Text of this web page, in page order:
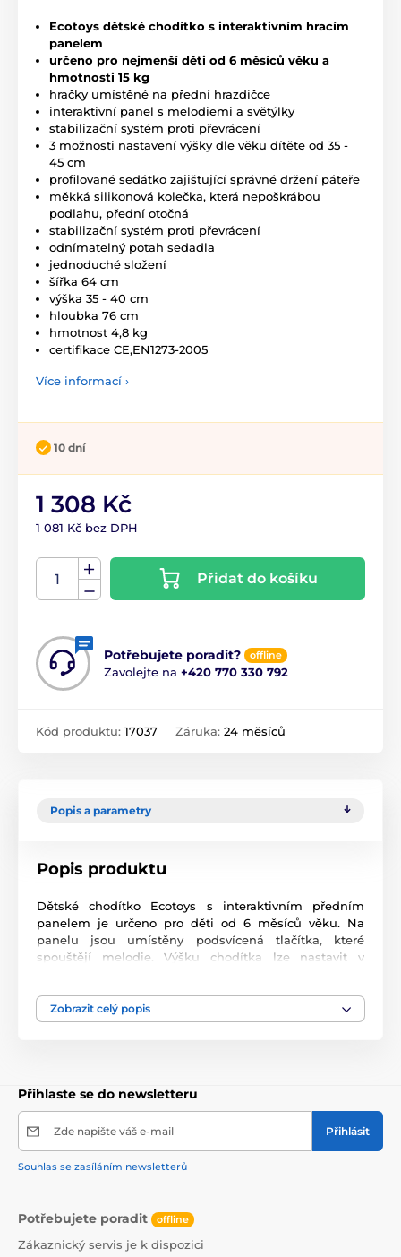
Ecotoys dětské chodítko s interaktivním hracím
panelem
určeno pro nejmenší děti od 6 měsíců věku a
hmotnosti 15 kg
hračky umístěné na přední hrazdičce
interaktivní panel s melodiemi a světýlky
stabilizační systém proti převrácení
3 možnosti nastavení výšky dle věku dítěte od 35 -
45 cm
profilované sedátko zajištující správné držení páteře
měkká silikonová kolečka, která nepoškrábou
podlahu, přední otočná
stabilizační systém proti převrácení
odnímatelný potah sedadla
jednoduché složení
šířka 64 cm
výška 35 - 40 cm
hloubka 76 cm
hmotnost 4,8 kg
certifikace CE,EN1273-2005
Více informací ›
10 dní
1 308 Kč
1 081 Kč bez DPH
Přidat do košíku
Potřebujete poradit? offline
Zavolejte na +420 770 330 792
Kód produktu: 17037 Záruka: 24 měsíců
Popis a parametry
Popis produktu
Dětské chodítko Ecotoys s interaktivním předním
panelem je určeno pro děti od 6 měsíců věku. Na
panelu jsou umístěny podsvícená tlačítka, které
spouštějí melodie. Výšku chodítka lze nastavit v
jako blokace proti něchtěnému pohybu. Potah
sedátka lze sejmou a prát v pračce. Na spodní straně
normy které jsou vyžadovány pro dětské chodítka.
Zobrazit celý popis
Přihlaste se do newsletteru
Zde napište váš e-mail Přihlásit
Souhlas se zasíláním newsletterů
Potřebujete poradit offline
Zákaznický servis je k dispozici